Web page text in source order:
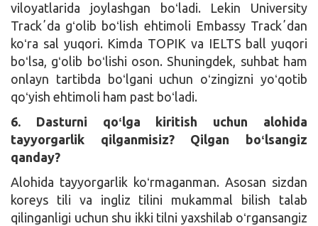
viloyatlarida joylashgan boʻladi. Lekin University
Trackʼda gʻolib boʻlish ehtimoli Embassy Trackʼdan
koʻra sal yuqori. Kimda TOPIK va IELTS ball yuqori
boʻlsa, gʻolib boʻlishi oson. Shuningdek, suhbat ham
onlayn tartibda boʻlgani uchun oʻzingizni yoʻqotib
qoʻyish ehtimoli ham past boʻladi.
6. Dasturni qoʻlga kiritish uchun alohida
tayyorgarlik qilganmisiz? Qilgan boʻlsangiz
qanday?
Alohida tayyorgarlik koʻrmaganman. Asosan sizdan
koreys tili va ingliz tilini mukammal bilish talab
qilinganligi uchun shu ikki tilni yaxshilab oʻrgansangiz